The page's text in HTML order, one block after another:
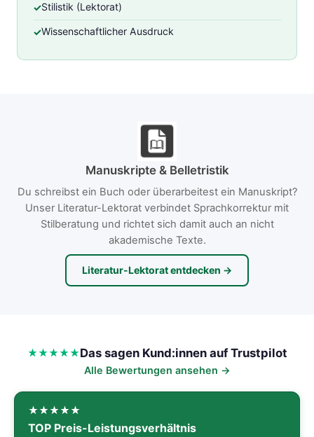
Stilistik (Lektorat)
Wissenschaftlicher Ausdruck
Manuskripte & Belletristik
Du schreibst ein Buch oder überarbeitest ein Manuskript?
Unser Literatur-Lektorat verbindet Sprachkorrektur mit
Stilberatung und richtet sich damit auch an nicht
akademische Texte.
Literatur-Lektorat entdecken →
Das sagen Kund:innen auf Trustpilot
Alle Bewertungen ansehen →
TOP Preis-Leistungsverhältnis